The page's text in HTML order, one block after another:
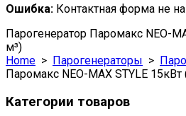
Ошибка: Контактная форма не
Парогенератор Паромакс NEO-
м³)
Home > Парогенераторы >
Паромакс NEO-MAX STYLE
Категории товаров